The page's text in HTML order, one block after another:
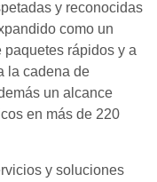
y reconocidas
como un
rápidos y a
la cadena de
un alcance
en más de 220
y soluciones